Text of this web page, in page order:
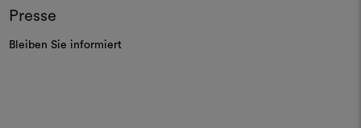
Presse
Bleiben Sie informiert